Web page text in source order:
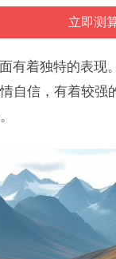
有着独特的表
自信，有着较